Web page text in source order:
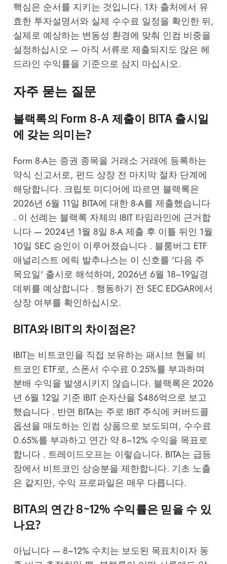
핵심은 순서를 지키는 것입니다. 1차 출처에서 유
효한 투자설명서와 실제 수수료 일정을 확인한 뒤,
실제로 예상하는 변동성 환경에 맞춰 인컴 비중을
설정하십시오 — 아직 서류로 제출되지도 않은 헤
드라인 수익률을 기준으로 삼지 마십시오.
자주 묻는 질문
블랙록의 Form 8-A 제출이 BITA 출시일
에 갖는 의미는?
Form 8-A는 증권 종목을 거래소 거래에 등록하는
약식 신고서로, 펀드 상장 전 마지막 절차 단계에
해당합니다. 크립토 미디어에 따르면 블랙록은
2026년 6월 11일 BITA에 대한 8-A를 제출했습니다
. 이 선례는 블랙록 자체의 IBIT 타임라인에 근거합
니다 — 2024년 1월 8일 8-A 제출 후 이틀 뒤인 1월
10일 SEC 승인이 이루어졌습니다 . 블룸버그 ETF
애널리스트 에릭 발추나스는 이 신호를 '다음 주
목요일' 출시로 해석하며, 2026년 6월 18~19일경
데뷔를 예상합니다 . 행동하기 전 SEC EDGAR에서
상장 여부를 확인하십시오.
BITA와 IBIT의 차이점은?
IBIT는 비트코인을 직접 보유하는 패시브 현물 비
트코인 ETF로, 스폰서 수수료 0.25%를 부과하며
분배 수익을 발생시키지 않습니다. 블랙록은 2026
년 6월 12일 기준 IBIT 순자산을 $486억으로 보고
했습니다 . 반면 BITA는 주로 IBIT 주식에 커버드콜
옵션을 매도하는 인컴 상품으로 보도되며, 수수료
0.65%를 부과하고 연간 약 8~12% 수익을 목표로
합니다 . 트레이드오프는 이렇습니다. BITA는 급등
장에서 비트코인 상승분을 제한합니다. 기초 노출
은 같지만, 수익 프로파일은 매우 다릅니다.
BITA의 연간 8~12% 수익률은 믿을 수 있
나요?
아닙니다 — 8~12% 수치는 보도된 목표치이자 동